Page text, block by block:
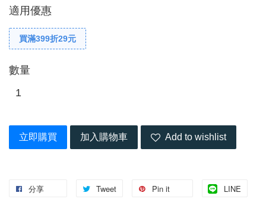
適用優惠
買滿399折29元
數量
立即購買 加入購物車 Add to wishlist
分享 Tweet Pin it LINE